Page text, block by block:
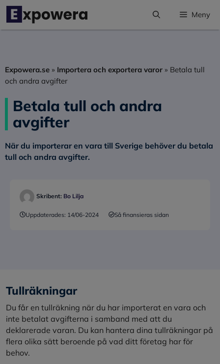
Hoppa
innehåll
Meny
Expowera.se » Importera och exportera varor » Betala tull
och andra avgifter
Betala tull och andra
avgifter
När du importerar en vara till Sverige behöver du betala
tull och andra avgifter.
Skribent: Bo Lilja
Uppdaterades: 14/06-2024 Så finansieras sidan
Tullräkningar
Du får en tullräkning när du har importerat en vara och
inte betalat avgifterna i samband med att du
deklarerade varan. Du kan hantera dina tullräkningar på
flera olika sätt beroende på vad ditt företag har för
behov.